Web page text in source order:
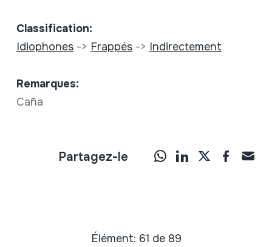
Classification:
Idiophones-> Frappés-> Indirectement
Remarques:
Caña
Partagez-le
Élément: 61 de 89